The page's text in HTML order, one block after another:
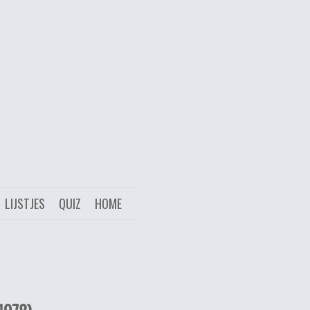
HOME
QUIZ
LIJSTJES